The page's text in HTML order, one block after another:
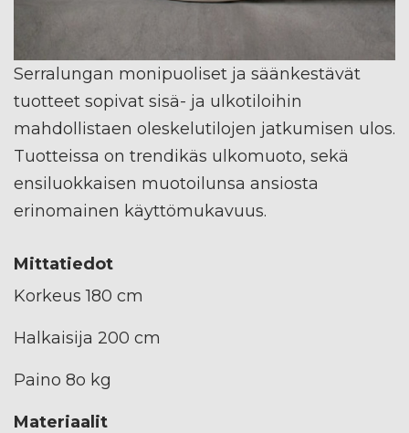
Serralungan monipuoliset ja säänkestävät
tuotteet sopivat sisä- ja ulkotiloihin
mahdollistaen oleskelutilojen jatkumisen ulos.
Tuotteissa on trendikäs ulkomuoto, sekä
ensiluokkaisen muotoilunsa ansiosta
erinomainen käyttömukavuus.
Mittatiedot
Korkeus 180 cm
Halkaisija 200 cm
Paino 8o kg
Materiaalit